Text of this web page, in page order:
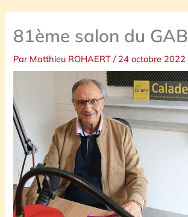
81ème salon du GAB
Par Matthieu ROHAERT/ 24 octobre 2022